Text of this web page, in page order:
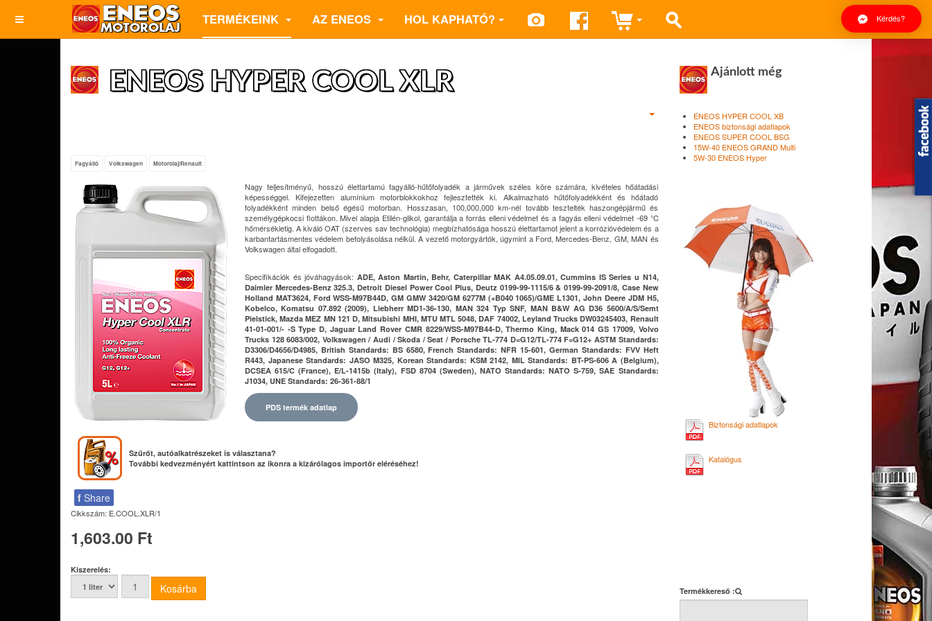
Kérdés?
TERMÉKEINK AZ ENEOS HOL KAPHATÓ?
ENEOS HYPER COOL XLR
Fagyálló Volkswagen Motorolaj/Renault
Nagy teljesítményű, hosszú élettartamú fagyálló-hűtőfolyadék a járművek széles köre számára, kivételes hőátadási
képességgel. Kifejezetten alumínium motorblokkokhoz fejlesztették ki. Alkalmazható hűtőfolyadékként és hőátadó
folyadékként minden belső égésű motorban. Hosszasan, 100,000,000 km-nél tovább tesztelték haszongépjármű és
személygépkocsi flottákon. Mivel alapja Etilén-glikol, garantálja a forrás elleni védelmet és a fagyás elleni védelmet -69 °C
hőmérsékletig. A kiváló OAT (szerves sav technológia) megbízhatósága hosszú élettartamot jelent a korrózióvédelem és a
karbantartásmentes védelem befolyásolása nélkül. A vezető motorgyártók, úgymint a Ford, Mercedes-Benz, GM, MAN és
Volkswagen által elfogadott.
Specifikációk és jóváhagyások: ADE, Aston Martin, Behr, Caterpillar MAK A4.05.09.01, Cummins IS Series u N14,
Daimler Mercedes-Benz 325.3, Detroit Diesel Power Cool Plus, Deutz 0199-99-1115/6 & 0199-99-2091/8, Case New
Holland MAT3624, Ford WSS-M97B44D, GM GMW 3420/GM 6277M (+B040 1065)/GME L1301, John Deere JDM H5,
Kobelco, Komatsu 07.892 (2009), Liebherr MD1-36-130, MAN 324 Typ SNF, MAN B&W AG D36 5600/A/S/Semt
Pielstick, Mazda MEZ MN 121 D, Mitsubishi MHI, MTU MTL 5048, DAF 74002, Leyland Trucks DW03245403, Renault
41-01-001/- -S Type D, Jaguar Land Rover CMR 8229/WSS-M97B44-D, Thermo King, Mack 014 GS 17009, Volvo
Trucks 128 6083/002, Volkswagen / Audi / Skoda / Seat / Porsche TL-774 D=G12/TL-774 F=G12+ ASTM Standards:
D3306/D4656/D4985, British Standards: BS 6580, French Standards: NFR 15-601, German Standards: FVV Heft
R443, Japanese Standards: JASO M325, Korean Standards: KSM 2142, MIL Standards: BT-PS-606 A (Belgium),
DCSEA 615/C (France), E/L-1415b (Italy), FSD 8704 (Sweden), NATO Standards: NATO S-759, SAE Standards:
J1034, UNE Standards: 26-361-88/1
PDS termék adatlap
Szűrőt, autóalkatrészeket is választana?
További kedvezményért kattintson az ikonra a kizárólagos importőr eléréséhez!
f Share
Cikkszám: E.COOL.XLR/1
1,603.00 Ft
Kiszerelés:
Ajánlott még
ENEOS HYPER COOL XB
ENEOS biztonsági adatlapok
ENEOS SUPER COOL BSG
15W-40 ENEOS GRAND Multi
5W-30 ENEOS Hyper
Biztonsági adatlapok
Katalógus
Termékkereső :